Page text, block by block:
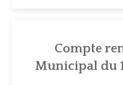
Compte
Municipal du